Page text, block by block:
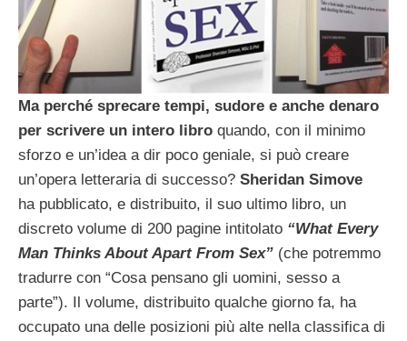
Ma perché sprecare tempi, sudore e anche denaro
per scrivere un intero libro quando, con il minimo
sforzo e un’idea a dir poco geniale, si può creare
un’opera letteraria di successo? Sheridan Simove
ha pubblicato, e distribuito, il suo ultimo libro, un
discreto volume di 200 pagine intitolato “What Every
Man Thinks About Apart From Sex” (che potremmo
tradurre con “Cosa pensano gli uomini, sesso a
parte”). Il volume, distribuito qualche giorno fa, ha
occupato una delle posizioni più alte nella classifica di